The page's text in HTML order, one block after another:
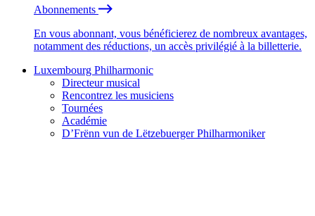
Abonnements
En vous abonnant, vous bénéficierez de nombreux avantages,
notamment des réductions, un accès privilégié à la billetterie.
Luxembourg Philharmonic
Directeur musical
Rencontrez les musiciens
Tournées
Académie
D’Frënn vun de Lëtzebuerger Philharmoniker